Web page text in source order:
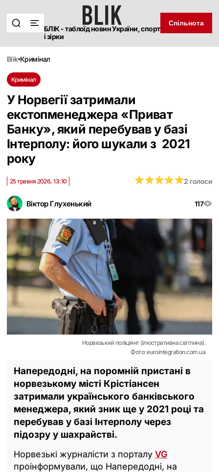
БЛІК - таблоїд новин України, спорт
і зірки
Спільнота
blik кримінал
Кримінал
У Норвегії затримали
екстопменеджера «Приват
Банку», який перебував у базі
Інтерполу: його шукали з 2021
року
Віктор Глухенький 117
25 травня 2026, 13:10 ★★★★★
★★★★★2 голоси
Норвезький поліціянт (ілюстративна світлина).
Фото: eurointegration.com.ua
Напередодні, на поромній пристані в
норвезькому місті Крістіансен
затримали українського банківського
менеджера, який зник ще у 2021 році та
перебував у базі Інтерполу через
підозру у шахрайстві.
Норвезькі журналісти з порталу VG
проінформували, що Напередодні, на